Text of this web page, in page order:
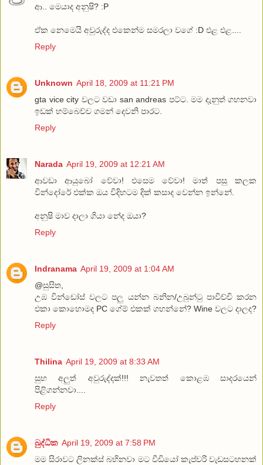
ආ.. මෙයාද අනුෂි? :P
‍ඒක නෙමෙයි අවුරුද්ද එකෙන්ම සමරලා ‍වගේ :D එළ එළ....
Reply
Unknown April 18, 2009 at 11:21 PM
gta vice city වලට වඩා san andreas පට්ට. මම දැනුත් ගහනවා
ඉඩක් හම්බෙච්ච ගමන් දෙවනි පාරට.
Reply
Narada April 19, 2009 at 12:21 AM
ආවඩා ආයුබෝ වේවා! එසෙම වේවා! මාත් පසු කලක
වින්දෝරේ එක්ක ඔය විදිහටම දික් කසාද වෙන්න ඉන්නේ.
අනුෂි මාව දාලා ගියා නේද ඔයා?
Reply
Indranama April 19, 2009 at 1:04 AM
@සුසිත,
උඹ වින්ඩෝස් වලට පලු යන්න බනින/උබුන්ටු පාවිච්චි කරන
එකා කොහොමද PC ගේම් එකක් ගහන්නේ? Wine වලට දාලද?
Reply
Thilina April 19, 2009 at 8:33 AM
සුභ අලුත් අවුරුද්දක්!!! නැවතත් කොළඹ සාදරයෙන්
පිළිගන්නවා....
Reply
බුද්ධික April 19, 2009 at 7:58 PM
මම සිරාවට ලිනක්ස් බහිනවා මට වීඩියෝ කැප්චරි වැඩසටහනක්